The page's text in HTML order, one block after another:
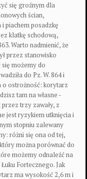
się groźnym dla
ścian,
piachem posadzkę
klatkę schodową,
Warto nadmienić, że
przez stanowisko
możemy do
do Pz. W. 864 i
o ostrożność: korytarz
tam na własne -
trzy zawały, z
jest ryzykiem utknięcia i
stopniu zalewany
różni się ona od tej,
można porównać do
możemy odnaleźć na
Fortecznego. Jak
ma wysokość 2,6 m i